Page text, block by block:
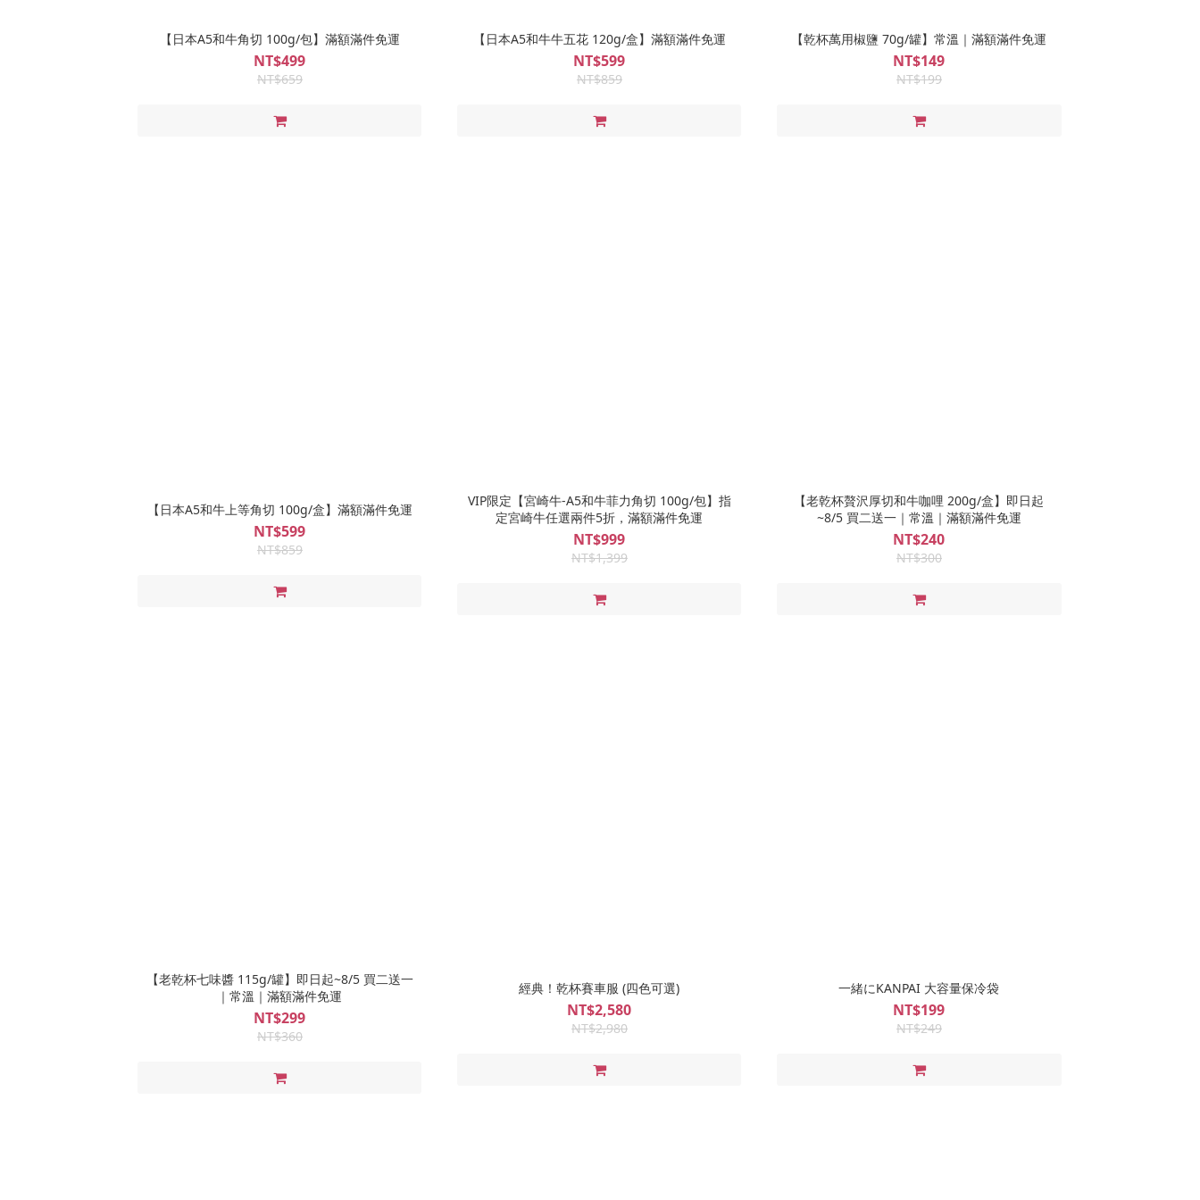
【日本A5和牛角切 100g/包】滿額滿件免運
NT$499
NT$659
【日本A5和牛牛五花 120g/盒】滿額滿件免運
NT$599
NT$859
【乾杯萬用椒鹽 70g/罐】常溫｜滿額滿件免運
NT$149
NT$199
【日本A5和牛上等角切 100g/盒】滿額滿件免運
NT$599
NT$859
VIP限定【宮崎牛-A5和牛菲力角切 100g/包】指
定宮崎牛任選兩件5折，滿額滿件免運
NT$999
NT$1,399
【老乾杯贅沢厚切和牛咖哩 200g/盒】即日起
~8/5 買二送一｜常溫｜滿額滿件免運
NT$240
NT$300
【老乾杯七味醬 115g/罐】即日起~8/5 買二送一
｜常溫｜滿額滿件免運
NT$299
NT$360
經典！乾杯賽車服 (四色可選)
NT$2,580
NT$2,980
一緒にKANPAI 大容量保冷袋
NT$199
NT$249